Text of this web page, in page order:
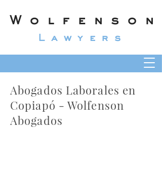
Wolfenson
Lawyers
Abogados Laborales en
Copiapó - Wolfenson
Abogados